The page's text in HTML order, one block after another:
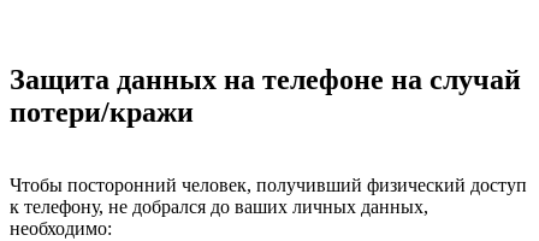
Защита данных на телефоне на случай
потери/кражи
Чтобы посторонний человек, получивший физический доступ
к телефону, не добрался до ваших личных данных,
необходимо: